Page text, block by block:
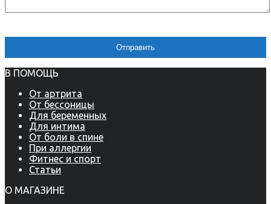
В ПОМОЩЬ
От артрита
От бессоницы
Для беременных
Для интима
От боли в спине
При аллергии
Фитнес и спорт
Статьи
О МАГАЗИНЕ